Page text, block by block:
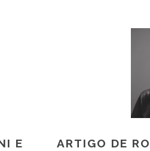
E
ARTIGO DE